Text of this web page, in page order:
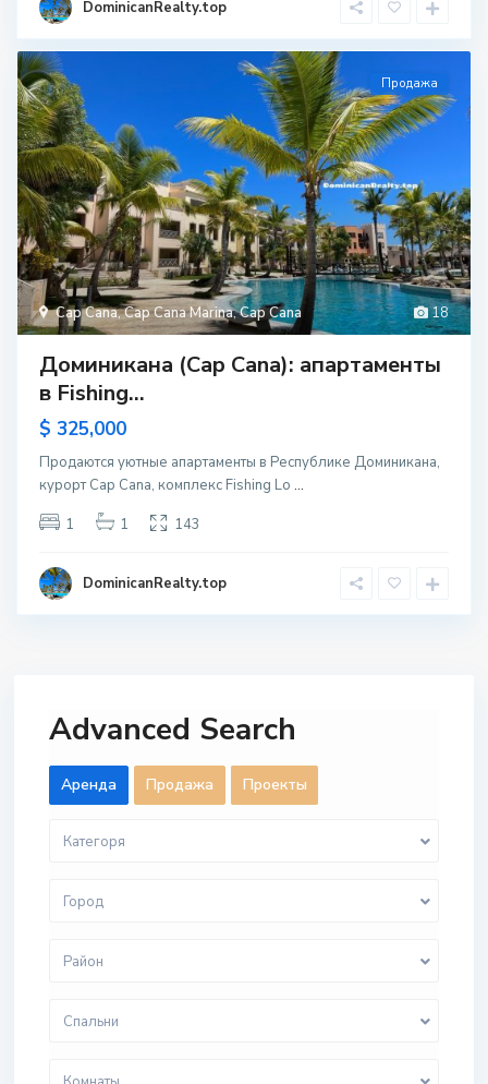
DominicanRealty.top
18
Cap Cana,Cap Cana Marina,Cap Cana
Продажа
Доминикана (Cap Cana): апартаменты
в Fishing...
$ 325,000
Продаются уютные апартаменты в Республике Доминикана,
курорт Cap Cana, комплекс Fishing Lo ...
1
1 143
DominicanRealty.top
Advanced Search
Aренда Продажа Проекты
Категоря
Город
Район
Спальни